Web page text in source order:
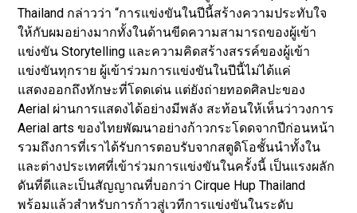
Thailand กล่าวว่า “การแข่งขันในปีนี้สร้างความประทับใจ
ให้กับผมอย่างมากทั้งในด้านขีดความสามารถของผู้เข้า
แข่งขัน Storytelling และความคิดสร้างสรรค์ของผู้เข้า
แข่งขันทุกราย ผู้เข้าร่วมการแข่งขันในปีนี้ไม่ได้แค่
แสดงออกถึงทักษะที่โดดเด่น แต่ยังถ่ายทอดศิลปะของ
Aerial ผ่านการแสดงได้อย่างมีพลัง สะท้อนให้เห็นว่าวงการ
Aerial arts ของไทยพัฒนาอย่างก้าวกระโดดจากปีก่อนหน้า
รวมถึงการที่เราได้รับการตอบรับจากสตูดิโอชั้นนำทั้งใน
และต่างประเทศที่เข้าร่วมการแข่งขันในครั้งนี้ เป็นแรงผลัก
ดันที่ดีและเป็นสัญญาณที่บอกว่า Cirque Hup Thailand
พร้อมแล้วสำหรับการก้าวสู่เวทีการแข่งขันในระดับ